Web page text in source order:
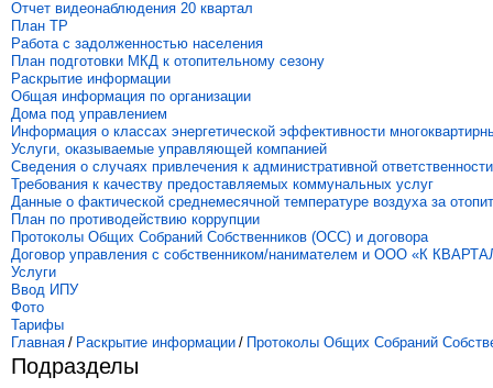
Отчет видеонаблюдения 20 квартал
План ТР
Работа с задолженностью населения
План подготовки МКД к отопительному сезону
Раскрытие информации
Общая информация по организации
Дома под управлением
Информация о классах энергетической эффективности
Услуги, оказываемые управляющей компанией
Сведения о случаях привлечения к административной ответственности
Требования к качеству предоставляемых коммунальных услуг
Данные о фактической среднемесячной температуре воздуха за
План по противодействию коррупции
Протоколы Общих Собраний Собственников (ОСС) и договора
Договор управления с собственником/нанимателем и ООО «К
Услуги
Ввод ИПУ
Фото
Тарифы
Главная / Раскрытие информации / Протоколы Общих Собраний
Подразделы